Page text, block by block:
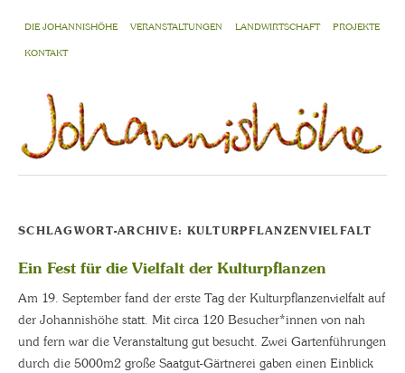
DIE JOHANNISHÖHE VERANSTALTUNGEN LANDWIRTSCHAFT PROJEKTE
KONTAKT
SCHLAGWORT-ARCHIVE: KULTURPFLANZENVIELFALT
Ein Fest für die Vielfalt der Kulturpflanzen
Am 19. September fand der erste Tag der Kulturpflanzenvielfalt auf
der Johannishöhe statt. Mit circa 120 Besucher*innen von nah
und fern war die Veranstaltung gut besucht. Zwei Gartenführungen
durch die 5000m2 große Saatgut-Gärtnerei gaben einen Einblick